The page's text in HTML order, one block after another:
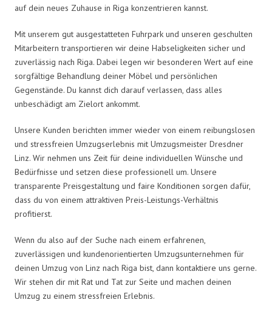
auf dein neues Zuhause in Riga konzentrieren kannst.
Mit unserem gut ausgestatteten Fuhrpark und unseren geschulten
Mitarbeitern transportieren wir deine Habseligkeiten sicher und
zuverlässig nach Riga. Dabei legen wir besonderen Wert auf eine
sorgfältige Behandlung deiner Möbel und persönlichen
Gegenstände. Du kannst dich darauf verlassen, dass alles
unbeschädigt am Zielort ankommt.
Unsere Kunden berichten immer wieder von einem reibungslosen
und stressfreien Umzugserlebnis mit Umzugsmeister Dresdner
Linz. Wir nehmen uns Zeit für deine individuellen Wünsche und
Bedürfnisse und setzen diese professionell um. Unsere
transparente Preisgestaltung und faire Konditionen sorgen dafür,
dass du von einem attraktiven Preis-Leistungs-Verhältnis
profitierst.
Wenn du also auf der Suche nach einem erfahrenen,
zuverlässigen und kundenorientierten Umzugsunternehmen für
deinen Umzug von Linz nach Riga bist, dann kontaktiere uns gerne.
Wir stehen dir mit Rat und Tat zur Seite und machen deinen
Umzug zu einem stressfreien Erlebnis.